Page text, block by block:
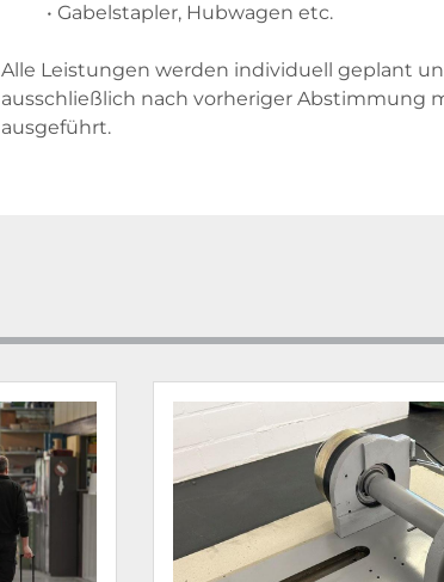
Gabelstapler, Hubwagen etc.
Alle Leistungen werden individuell geplant
ausschließlich nach vorheriger Abstimmung
ausgeführt.